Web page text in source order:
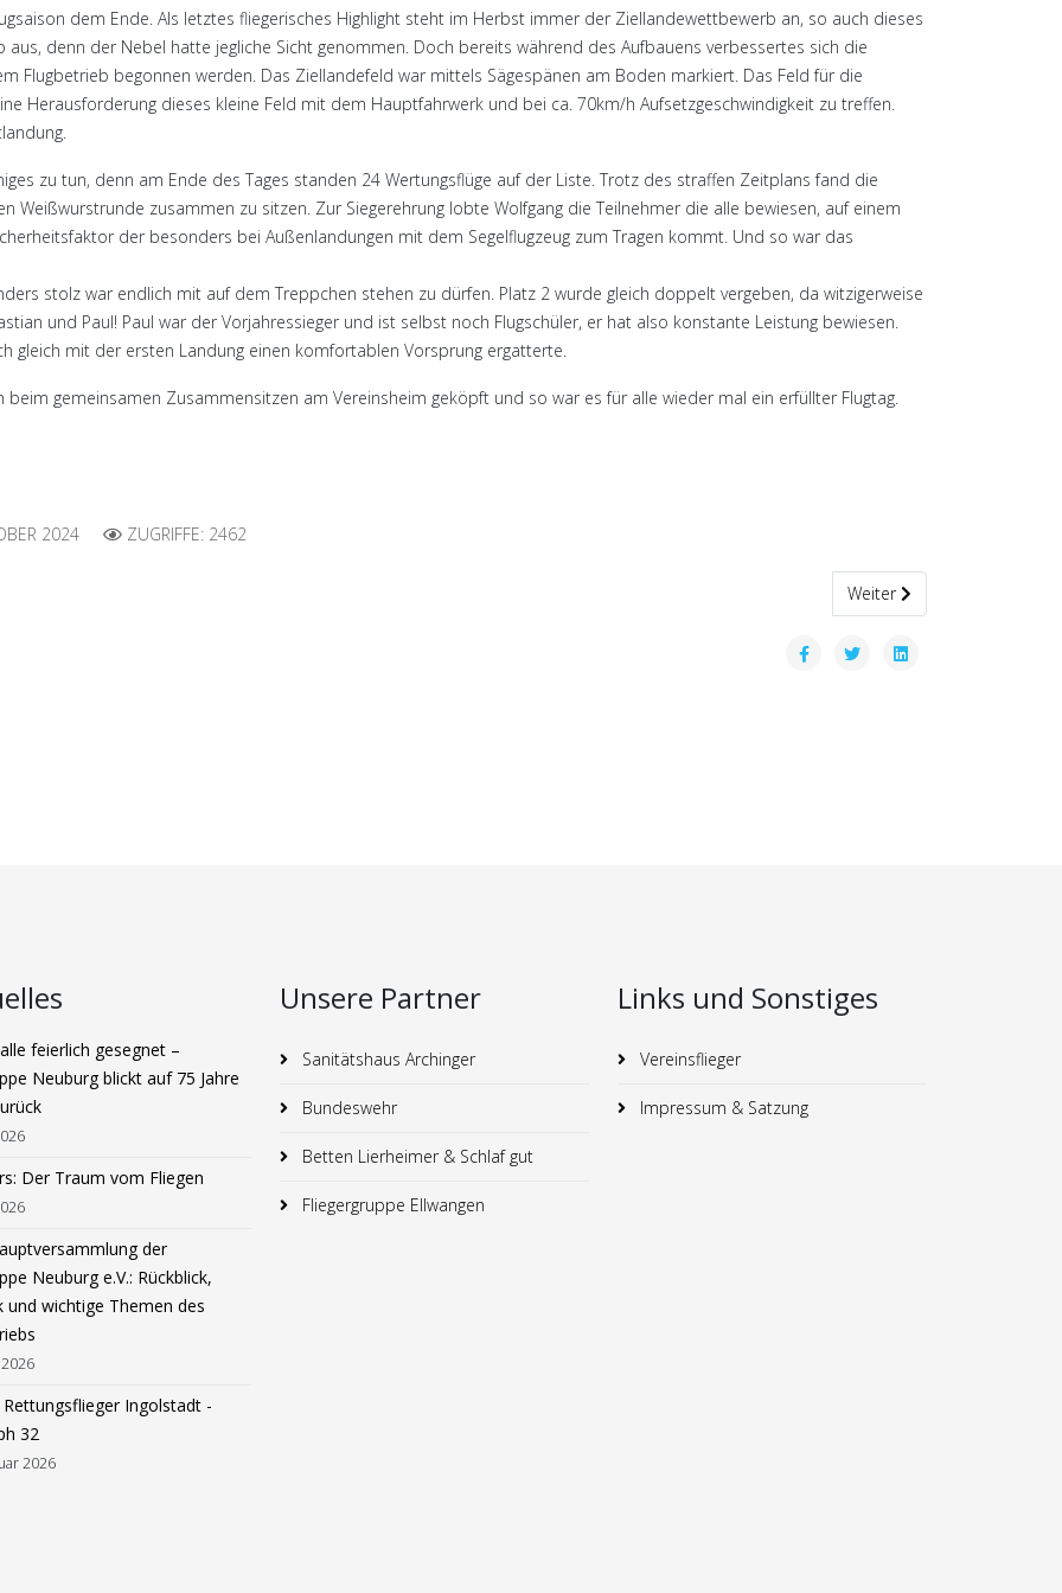
dem Ende. Als letztes fliegerisches Highlight steht im Herbst immer der Ziellandewettbewerb an, so auch dieses
aus, denn der Nebel hatte jegliche Sicht genommen. Doch bereits während des Aufbauens verbessertes sich die
Flugbetrieb begonnen werden. Das Ziellandefeld war mittels Sägespänen am Boden markiert. Das Feld für die
Herausforderung dieses kleine Feld mit dem Hauptfahrwerk und bei ca. 70km/h Aufsetzgeschwindigkeit zu treffen.
zu tun, denn am Ende des Tages standen 24 Wertungsflüge auf der Liste. Trotz des straffen Zeitplans fand die
Weißwurstrunde zusammen zu sitzen. Zur Siegerehrung lobte Wolfgang die Teilnehmer die alle bewiesen, auf einem
der besonders bei Außenlandungen mit dem Segelflugzeug zum Tragen kommt. Und so war das
stolz war endlich mit auf dem Treppchen stehen zu dürfen. Platz 2 wurde gleich doppelt vergeben, da witzigerweise
und Paul! Paul war der Vorjahressieger und ist selbst noch Flugschüler, er hat also konstante Leistung bewiesen.
gleich mit der ersten Landung einen komfortablen Vorsprung ergatterte.
beim gemeinsamen Zusammensitzen am Vereinsheim geköpft und so war es für alle wieder mal ein erfüllter Flugtag.
2024 ZUGRIFFE: 2462
Nächster Beitrag: O´zapft
Weiter
feierlich gesegnet –
Neuburg blickt auf 75 Jahre
Der Traum vom Fliegen
der
Neuburg e.V.: Rückblick,
und wichtige Themen des
Rettungsflieger Ingolstadt -
32
2026
Unsere Partner
Sanitätshaus Archinger
Bundeswehr
Betten Lierheimer & Schlaf gut
Fliegergruppe Ellwangen
Links und Sonstiges
Vereinsflieger
Impressum & Satzung